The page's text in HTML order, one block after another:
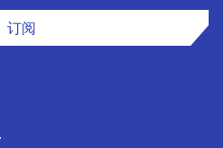
订阅